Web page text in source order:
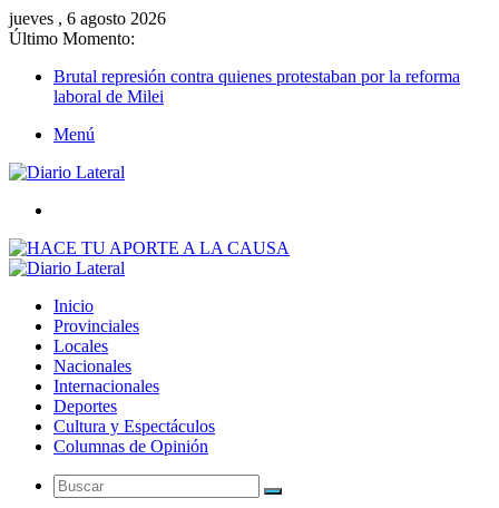
jueves , 6 agosto 2026
Último Momento:
Brutal represión contra quienes protestaban por la reforma
laboral de Milei
Menú
Inicio
Provinciales
Locales
Nacionales
Internacionales
Deportes
Cultura y Espectáculos
Columnas de Opinión
Buscar